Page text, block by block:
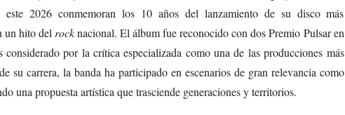
2026 conmemoran los 10 años del lanzamiento de su disco más
un hito del rocknacional. El álbum fue reconocido con dos Premio Pulsar en
por la crítica especializada como una de las producciones más
su carrera, la banda ha participado en escenarios de gran relevancia como
propuesta artística que trasciende generaciones y territorios.